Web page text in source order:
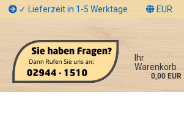
✓ Lieferzeit in 1-5 Werktage
EUR
Ihr
Warenkorb
0,00 EUR